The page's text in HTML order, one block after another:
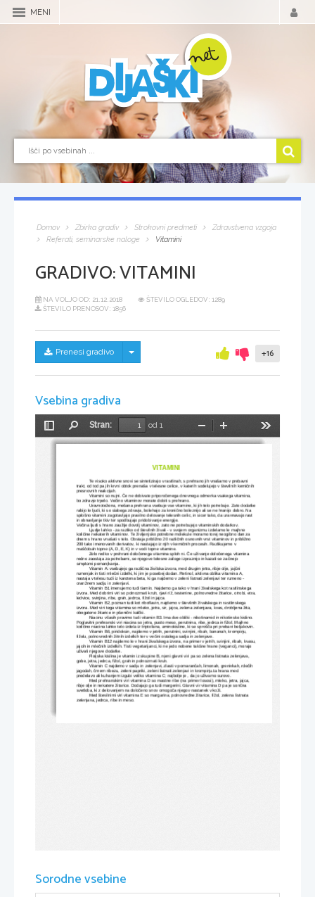
MENI
Domov Zbirka gradiv Strokovni predmeti
Zdravstvena vzgoja
Referati, seminarske naloge
Vitamini
GRADIVO:VITAMINI
NA VOLJO OD: 21.12.2018
ŠTEVILO OGLEDOV: 1289
ŠTEVILO PRENOSOV: 1856
Prenesi gradivo Skrij/prikaži meni +16
Vsebina gradiva
Preklopi
stransko
Stran:
od 1
Pomanjšaj
VITAMINI
Te visoko aktivne snovi se sintetizirajo v rastlinah, s prehrano jih vnašamo v prebavni
trakt, od tod pa jih krvni obtok prenaša v telesne celice, v katerih sodelujejo v številnih kemičnih
presnovnih reakcijah.
Vitamini so nujni. Če ne dobivate priporočenega dnevnega odmerka vsakega vitamina,
bo zdravje trpelo. Večino vitaminov morate dobiti s prehrano.
Uravnotežena, mešana prehrana vsebuje vse vitamine, ki jih telo potrebuje. Zato dodatke
rabijo le ljudi, ki so slabega zdravja, bolehajo za kronično boleznijo ali se ne hranijo dobro. Na
splošno vitamini zagotavljajo pravilno delovanje telesnih celic, in sicer tako, da uravnavajo rast
in obnavljanje tkiv ter spodbujajo pridobivanje energije.
Večina ljudi s hrano zaužije dovolj vitaminov, zato ne potrebujejo vitaminskih dodatkov.
Ljudje lahko - za razliko od številnih živali - v svojem organizmu izdelamo le majhne
količine nekaterih vitaminov. Te življenjsko potrebne molekule moramo torej neogibno dan za
dnem s hrano vnašati v telo. Obstaja približno 20 različnih osnovnih vrst vitaminov in približno
200 tako imenovanih derivatov, ki nastajajo iz njih v kemičnih procesih. Razlikujemo v
maščobah topne (A, D, E, K) in v vodi topne vitamine.
Zelo redko v prehrani določenega vitamina sploh ni. Če uživanje določenega vitamina
redno zaostaja za potrebami, se njegove telesne zaloge izpraznijo in kazati se začnejo
simptomi pomanjkanja.
Vitamin A: vsebujejo ga različna živilska izvora, med drugim jetra, ribje olje, jajčni
rumenjak in tisti mlečni izdelki, ki jim je posebej dodan. Retinol, aktivna oblika vitamina A,
nastaja v telesu tudi iz karotena beta, ki ga najdemo v zeleni listnati zelenjavi ter rumeno -
oranžnem sadju in zelenjavi.
Vitamin B1 imenujemo tudi tiamin. Najdemo ga tako v hrani živalskega kot rastlinskega
izvora. Med dobrimi viri so polnozrnati kruh, rjavi riž, testenine, polnovredne žitarice, otrobi, etra,
ledvice, svinjina, ribe, grah, jedrca, fižol in jajca.
Vitamin B2, poznan tudi kot riboflavin, najdemo v številnih živalskega in rastlinskega
izvora. Med viri tega vitamina so mleko, jetra, sir, jajca, zelena zelenjava, kvas, drobljena žita,
obogatene žitarice in pšenični kalčki.
Niacinu včasih pravimo tudi vitamin B3. Ima dve obliki - nikotinamid in nikotinsko kislino.
Poglavitni prehranski viri niacina so jetra, pusto meso, perutnina, ribe, jedrca in fižol. Majhno
količino niacina lahko telo izdela iz triptofana, aminokisline, ki se sprošča pri prebavi beljakovin.
Vitamin B6, piridoksin, najdemo v jetrih, perutnini, svinjini, ribah, bananah, krompirju,
fižolu, polnovrednih žitnih izdelkih ter v večini ostalega sadja in zelenjave.
Vitamin B12 najdemo le v hrani živalskega izvora, na primer v jetrih, svinjini, ribah, kvasu,
jajcih in mlečnih izdelkih. Tisti vegetarijanci, ki ne jedo nobene takšne hrane (veganci), morajo
uživati njegove dodatke.
Floijska kislina je vitamin iz skupine B, njeni glavni viri pa so zelena listnata zelenjava,
gobe, jetra, jedrca, fižol, grah in polnozrnati kruh.
Vitamin C najdemo v sadju in zelenjavi, zlasti v pomarančah, limonah, grenivkah, rdečih
jagodah, črnem ribezu, zeleni papriki, zeleni listnati zelenjavi in krompirju.ta hrana med
predelavo ali kuhanjem izgubi veliko vitamina C; najbolje je , da jo uživamo surovo.
Med prehranskimi viri vitamina D so mastne ribe (na primer lososi), mleko, jetra, jajca,
ribje olje in nekatere žitarice. Dodajajo ga tudi margerini. Glavni vir vitamina D pa je sončna
svetloba, ki z delovanjem na določeno snov omogoča njegov nastanek v koži.
Med številnimi viri vitamina E so margarina, polnovredne žitarice, fižol, zelena listnata
zelenjava, jedrca, ribe in meso.
Sorodne vsebine